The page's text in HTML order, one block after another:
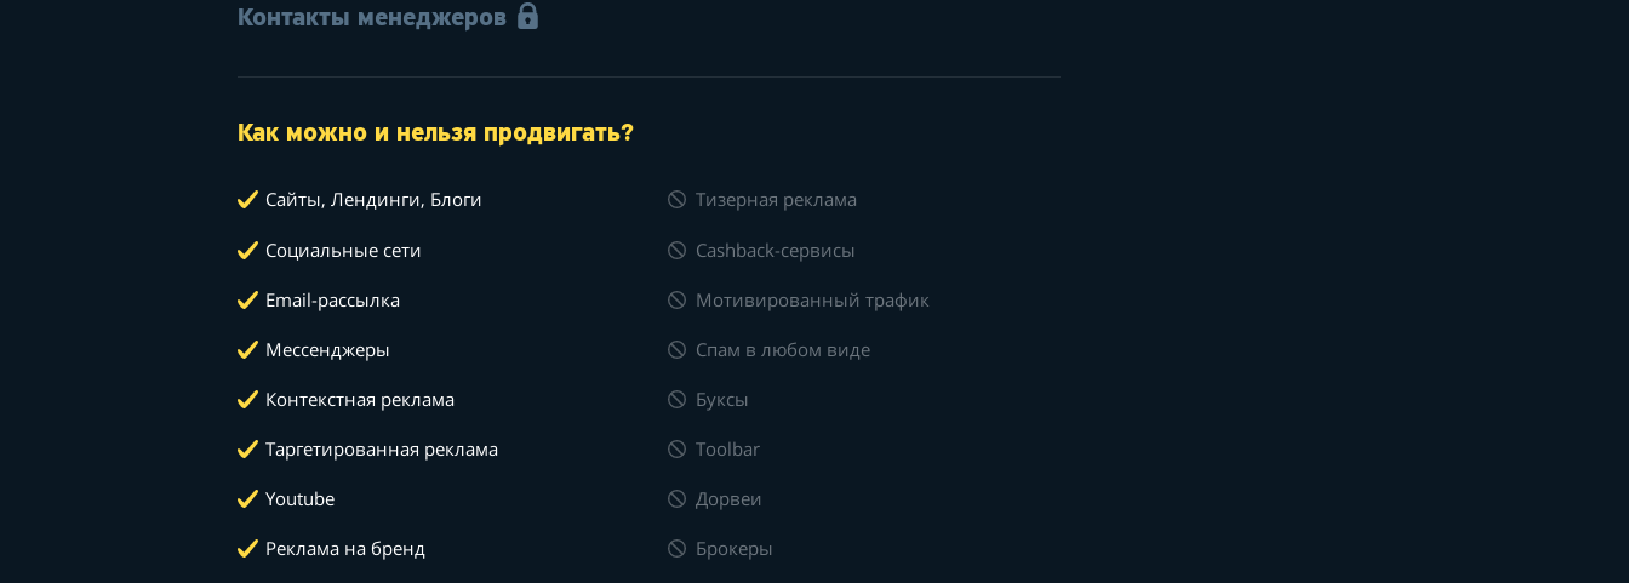
Контакты менеджеров
Как можно и нельзя продвигать?
Сайты, Лендинги, Блоги
Социальные сети
Email-рассылка
Мессенджеры
Контекстная реклама
Таргетированная реклама
Youtube
Реклама на бренд
Тизерная реклама
Cashback-сервисы
Мотивированный трафик
Спам в любом виде
Буксы
Toolbar
Дорвеи
Брокеры